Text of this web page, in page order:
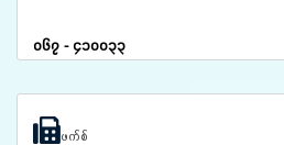
၀၆၇ - ၄၁၀၀၃၃
ဖက်စ်